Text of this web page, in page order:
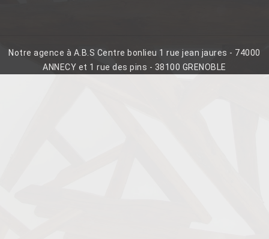
Notre agence à A.B.S Centre bonlieu 1 rue jean jaures - 74000
ANNECY et 1 rue des pins - 38100 GRENOBLE